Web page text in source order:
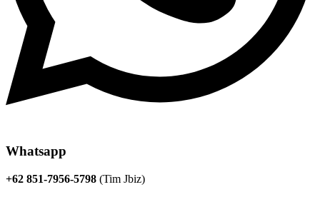
Whatsapp
+62 851-7956-5798 (Tim Jbiz)